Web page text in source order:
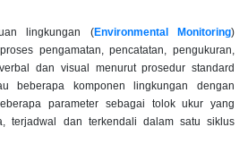
lingkungan (Environmental Monitoring)
pengamatan, pencatatan, pengukuran,
dan visual menurut prosedur standard
beberapa komponen lingkungan dengan
parameter sebagai tolok ukur yang
terjadwal dan terkendali dalam satu siklus